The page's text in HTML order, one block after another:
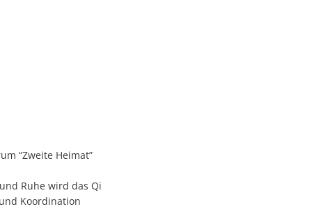
“Zweite Heimat”
Ruhe wird das Qi
Koordination